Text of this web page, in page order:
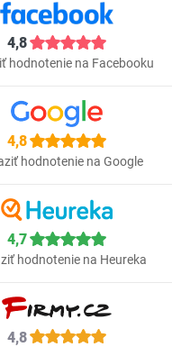
4,8
hodnotenie na Facebooku
4,8
hodnotenie na Google
4,7
hodnotenie na Heureka
4,8